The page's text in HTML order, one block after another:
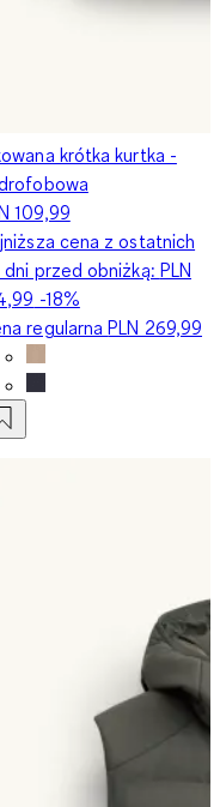
krótka kurtka -
109,99
cena z ostatnich
przed obniżką: PLN
-18%
regularnaPLN 269,99